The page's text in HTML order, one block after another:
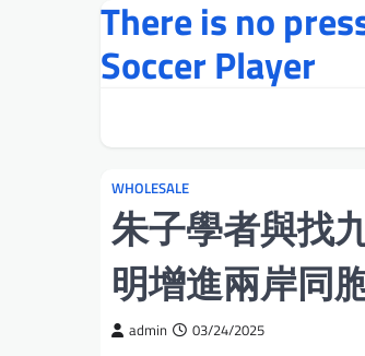
There is no
Soccer Player
WHOLESALE
朱子學者與找
明增進兩岸同
admin 03/24/2025